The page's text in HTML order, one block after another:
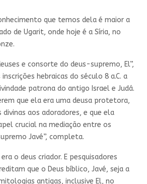
que temos dela é maior a
de Ugarit, onde hoje é a Síria, no
e consorte do deus-supremo, El”,
hebraicas do século 8 a.C. a
patrona do antigo Israel e Judá.
que ela era uma deusa protetora,
divinas aos adoradores, e que ela
crucial na mediação entre os
Javé”, completa.
o deus criador. E pesquisadores
que o Deus bíblico, Javé, seja a
antigas, inclusive El, no